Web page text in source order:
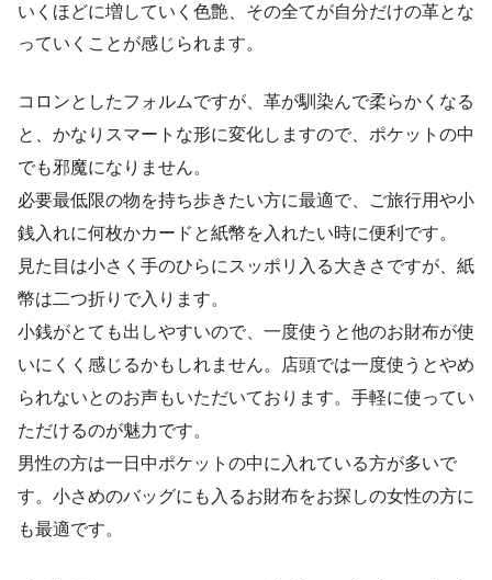
いくほどに増していく色艶、その全てが自分だけの革とな
っていくことが感じられます。
コロンとしたフォルムですが、革が馴染んで柔らかくなる
と、かなりスマートな形に変化しますので、ポケットの中
でも邪魔になりません。
必要最低限の物を持ち歩きたい方に最適で、ご旅行用や小
銭入れに何枚かカードと紙幣を入れたい時に便利です。
見た目は小さく手のひらにスッポリ入る大きさですが、紙
幣は二つ折りで入ります。
小銭がとても出しやすいので、一度使うと他のお財布が使
いにくく感じるかもしれません。店頭では一度使うとやめ
られないとのお声もいただいております。手軽に使ってい
ただけるのが魅力です。
男性の方は一日中ポケットの中に入れている方が多いで
す。小さめのバッグにも入るお財布をお探しの女性の方に
も最適です。